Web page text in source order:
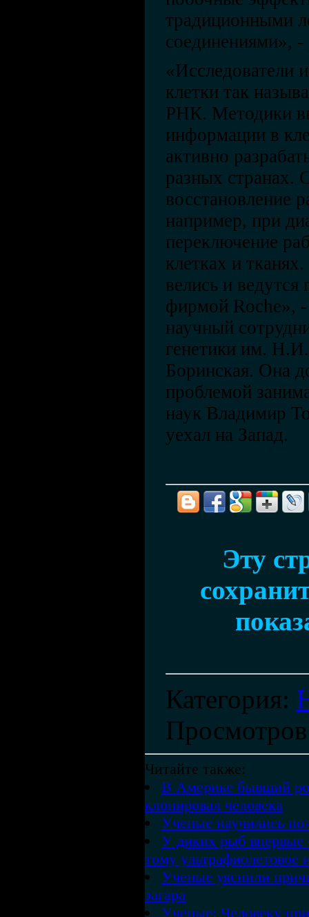
традиционными
соединениями», -
«Исследователи
клетки так
РНК. Методики
информации в
активно
разных странах.
восстановление
например, при
переключение
клетках и
велись и
фирмой Roche», -
научный
генетики им.
Боринская. Она
проблемой
наук Владимир
уехал на Запад.
Эту
Категория:
Просмотров
Читайте также:
В Америке бывший
клонировал человека
Ученые научились
У диких рыб
тому ультрафиолетовое
Ученые уяснили
загара
Ученые: Человеку